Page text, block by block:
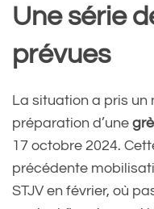
Une série
prévues
La situation a pris un
préparation d’une
17 octobre 2024.
précédente
STJV en février, où